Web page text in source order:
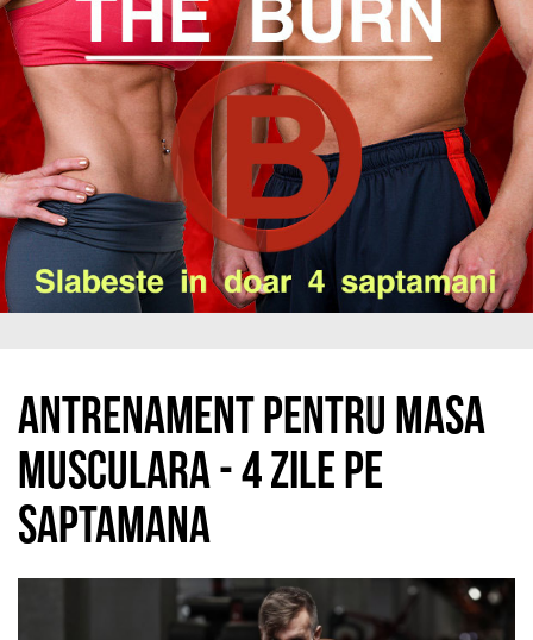
Antrenament pentru masa
musculara - 4 zile pe
saptamana